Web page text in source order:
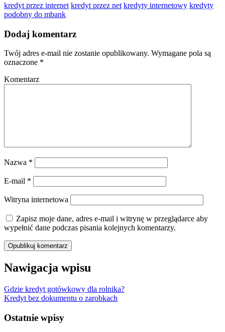
kredyt przez internet kredyt przez net kredyty internetowy kredyty
podobny do mbank
Dodaj komentarz
Twój adres e-mail nie zostanie opublikowany. Wymagane pola są
oznaczone *
Komentarz
Nazwa *
E-mail *
Witryna internetowa
Zapisz moje dane, adres e-mail i witrynę w przeglądarce aby
wypełnić dane podczas pisania kolejnych komentarzy.
Nawigacja wpisu
Gdzie kredyt gotówkowy dla rolnika?
Kredyt bez dokumentu o zarobkach
Ostatnie wpisy